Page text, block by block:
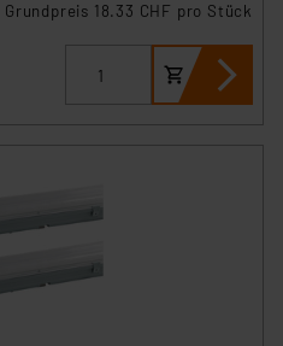
Grundpreis 18.33 CHF pro Stück